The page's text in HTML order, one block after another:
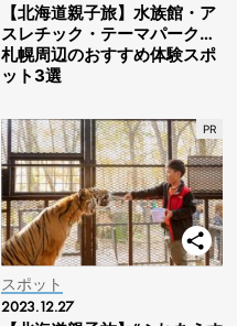
【北海道親子旅】水族館・ア
スレチック・テーマパーク…
札幌周辺のおすすめ体験スポ
ット3選
スポット
2023.12.27